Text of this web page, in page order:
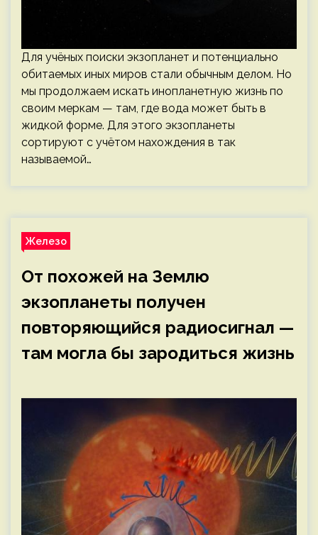
Для учёных поиски экзопланет и потенциально
обитаемых иных миров стали обычным делом. Но
мы продолжаем искать инопланетную жизнь по
своим меркам — там, где вода может быть в
жидкой форме. Для этого экзопланеты
сортируют с учётом нахождения в так
называемой…
Железо
От похожей на Землю
экзопланеты получен
повторяющийся радиосигнал —
там могла бы зародиться жизнь